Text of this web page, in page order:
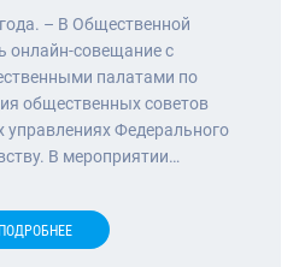
– В Общественной
онлайн-совещание с
палатами по
общественных советов
управлениях Федерального
В мероприятии…
ПОДРОБНЕЕ